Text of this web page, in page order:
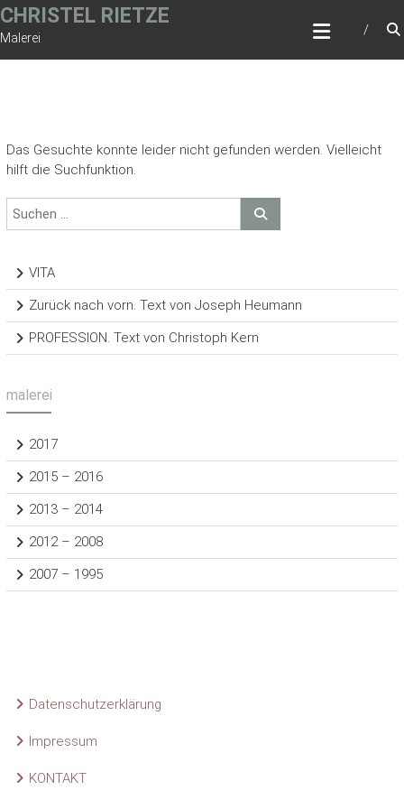
Zum
Inhalt
CHRISTEL RIETZE
Malerei
Das Gesuchte konnte leider nicht gefunden werden. Vielleicht
hilft die Suchfunktion.
VITA
Zurück nach vorn. Text von Joseph Heumann
PROFESSION. Text von Christoph Kern
malerei
2017
2015 – 2016
2013 – 2014
2012 – 2008
2007 – 1995
Datenschutzerklärung
Impressum
KONTAKT